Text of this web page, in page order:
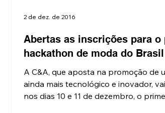
Abertas as inscrições para o
hackathon de moda do Brasil
A C&A, que aposta na promoção de
ainda mais tecnológico e inovador, vai
nos dias 10 e 11 de dezembro, o
2 de dez. de 2016